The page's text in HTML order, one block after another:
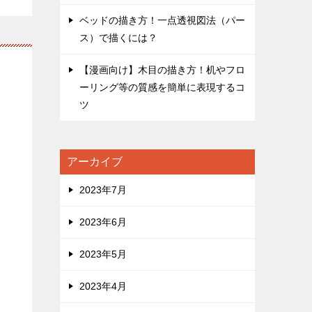
ベッドの描き方！一点透視図法（パー
ス）で描くには？
【漫画向け】木目の描き方！机やフロ
ーリング等の質感を簡単に表現するコ
ツ
アーカイブ
2023年7月
2023年6月
2023年5月
2023年4月